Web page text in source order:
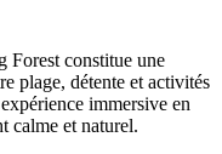
Forest constitue une
plage, détente et activités
immersive en
calme et naturel.